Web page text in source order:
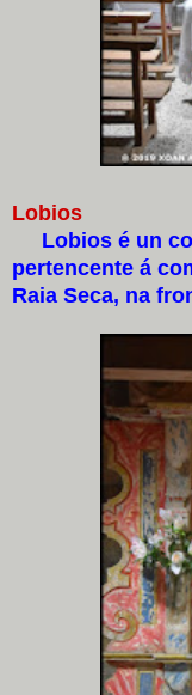
Lobios
Lobios é un
pertencente á
Raia Seca, na